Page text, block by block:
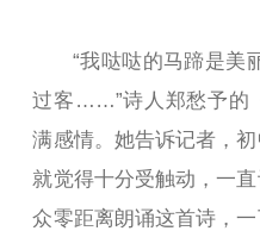
“我哒哒的马蹄是美
过客……”诗人郑愁予的
满感情。她告诉记者，
就觉得十分受触动，一
众零距离朗诵这首诗，